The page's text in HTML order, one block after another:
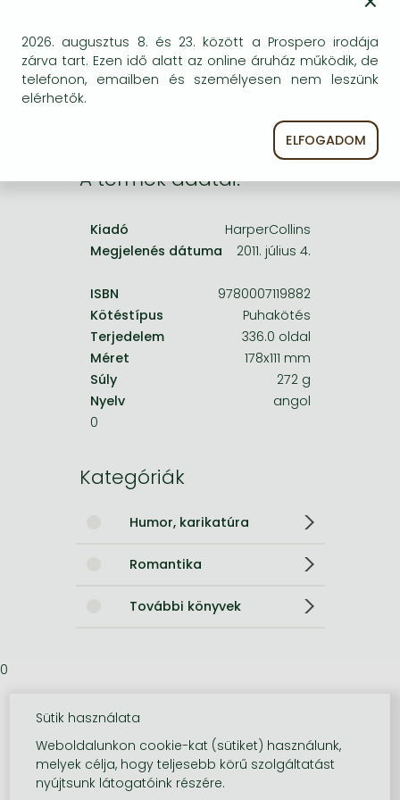
Bleach manga
One-Punch Man manga
másik, kapható kiadást, forduljon
ügyfélszolgálatunkhoz!
A termék adatai:
Kiadó
HarperCollins
Megjelenés dátuma
2011. július 4.
ISBN
9780007119882
Kötéstípus
Puhakötés
Terjedelem
336.0 oldal
Méret
178x111 mm
Súly
272 g
Nyelv
angol
0
Kategóriák
Humor, karikatúra
Romantika
További könyvek
0
2026. augusztus 8. és 23. között a Prospero irodája
zárva tart. Ezen idő alatt az online áruház működik, de
telefonon, emailben és személyesen nem leszünk
elérhetők.
ELFOGADOM
Sütik használata
Weboldalunkon cookie-kat (sütiket) használunk,
melyek célja, hogy teljesebb körű szolgáltatást
nyújtsunk látogatóink részére.